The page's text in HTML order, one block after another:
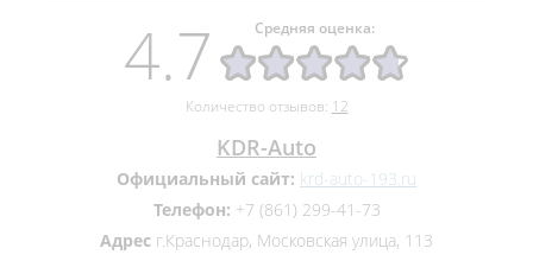
Средняя оценка:
4.7
Количество отзывов: 12
KDR-Auto
Официальный сайт: krd-auto-193.ru
Телефон: +7 (861) 299-41-73
Адрес г.Краснодар, Московская улица, 113